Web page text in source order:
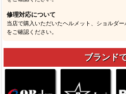
修理対応について
当店で購入いただいたヘルメット、ショルダ
をご確認ください。
ブランド